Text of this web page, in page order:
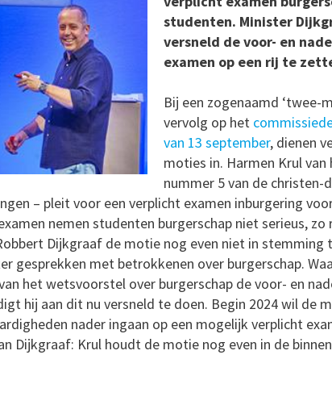
studenten. Minister
versneld de voor- en
examen op een rij te
Bij een zogenaamd ‘twee-
vervolg op het
van 13 september, dienen
moties in. Harmen Krul van
nummer 5 van de christen-
– pleit voor een verplicht examen inburgering
nemen studenten burgerschap niet serieus, zo
Dijkgraaf de motie nog even niet in stemming
gesprekken met betrokkenen over burgerschap.
het wetsvoorstel over burgerschap de voor- en
hij aan dit nu versneld te doen. Begin 2024 wil de
nader ingaan op een mogelijk verplicht
Dijkgraaf: Krul houdt de motie nog even in de